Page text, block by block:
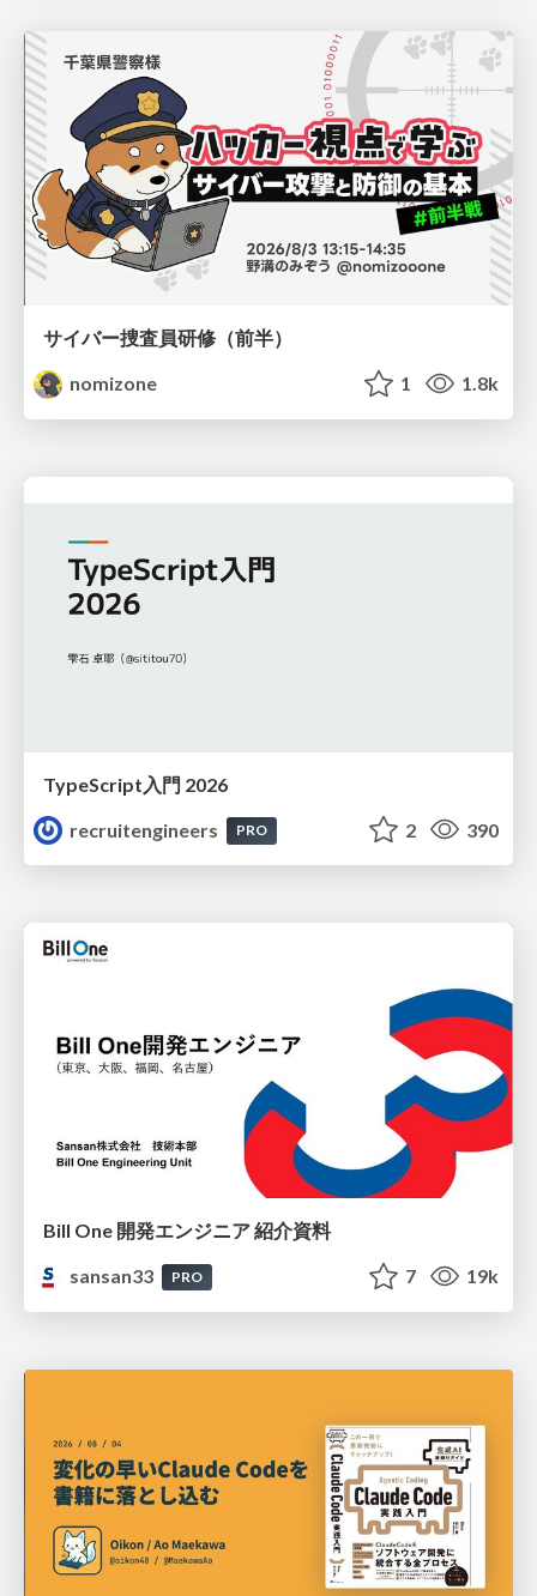
サイバー捜査員研修（前半）
nomizone
1 1.8k
TypeScript入門 2026
recruitengineers
PRO 2 390
Bill One 開発エンジニア 紹介資料
sansan33
PRO 7 19k